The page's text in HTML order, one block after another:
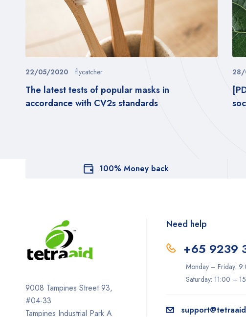
The latest tests of popular masks in
accordance with CV2s standards
22/05/2020 flycatcher
100% Money back
9008 Tampines Street 93,
#04-33
Tampines Industrial Park A
Need help
+65 9239
Monday – Friday:
Saturday: 11:00 –